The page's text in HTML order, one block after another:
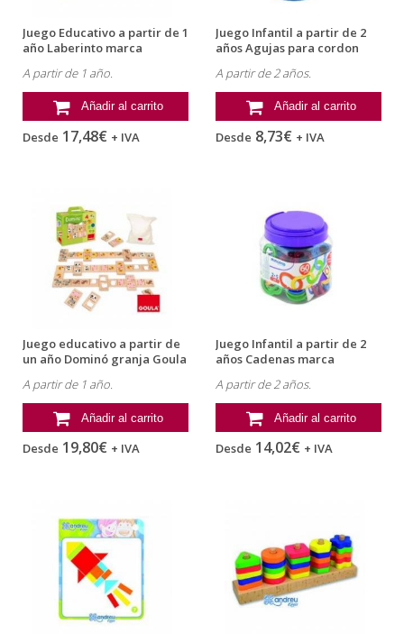
Juego Educativo a partir de 1
año Laberinto marca
A partir de 1 año.
Añadir al carrito
Desde 17,48€ + IVA
Juego Infantil a partir de 2
años Agujas para cordon
A partir de 2 años.
Añadir al carrito
Desde 8,73€ + IVA
Juego educativo a partir de
un año Dominó granja Goula
A partir de 1 año.
Añadir al carrito
Desde 19,80€ + IVA
Juego Infantil a partir de 2
años Cadenas marca
A partir de 2 años.
Añadir al carrito
Desde 14,02€ + IVA